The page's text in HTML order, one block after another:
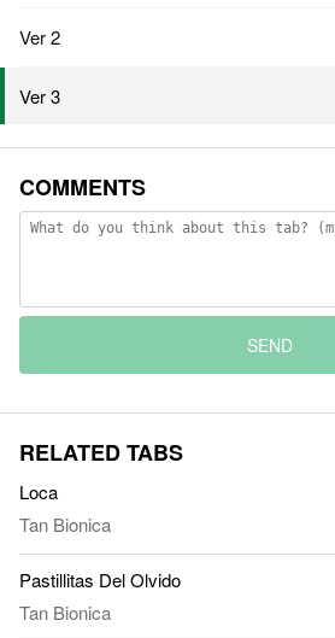
Ver 2
Ver 3
COMMENTS
SEND
RELATED TABS
Loca
Tan Bionica
Pastillitas Del Olvido
Tan Bionica